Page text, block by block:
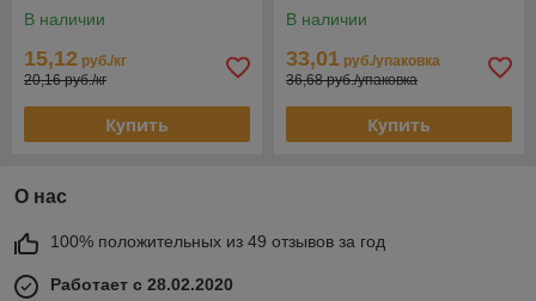
В наличии
15,12 руб./кг
20,16 руб./кг
Купить
В наличии
33,01 руб./упаковка
36,68 руб./упаковка
Купить
О нас
100% положительных из 49 отзывов за год
Работает с 28.02.2020